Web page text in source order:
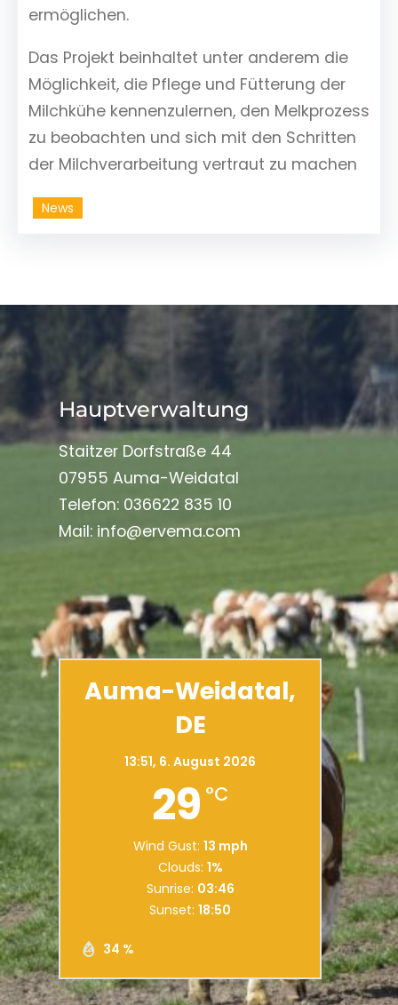
ermöglichen.
Das Projekt beinhaltet unter anderem die
Möglichkeit, die Pflege und Fütterung der
Milchkühe kennenzulernen, den Melkprozess
zu beobachten und sich mit den Schritten
der Milchverarbeitung vertraut zu machen
News
Hauptverwaltung
Staitzer Dorfstraße 44
07955 Auma-Weidatal
Telefon: 036622 835 10
Mail: info@ervema.com
Auma-Weidatal,
DE
13:51, 6. August 2026
29 °C
34 %
Wind Gust: 13 mph
Clouds: 1%
Sunrise: 03:46
Sunset: 18:50